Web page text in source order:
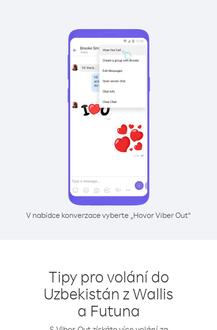
V nabídce konverzace vyberte „Hovor Viber Out“
Tipy pro volání do
Uzbekistán z Wallis
a Futuna